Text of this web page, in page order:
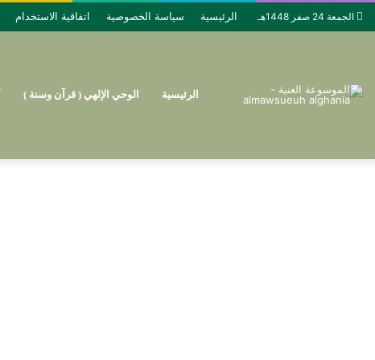
الجمعة 24 صفر 1448هـ الرئيسية سياسة الخصوصية اتفاقية الاستخدام
الرئيسية الوحي الإلهي ( قرآن وسنة )